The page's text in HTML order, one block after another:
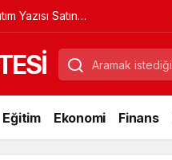
Yazısı Satın
Güvenilir
Eğitim Ekonomi Finans